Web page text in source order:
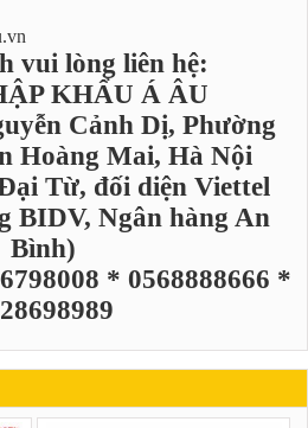
vui lòng liên hệ:
KHẨU Á ÂU
Cảnh Dị, Phường
Hoàng Mai, Hà Nội
Từ, đối diện Viettel
BIDV, Ngân hàng An
Bình)
* 0568888666 *